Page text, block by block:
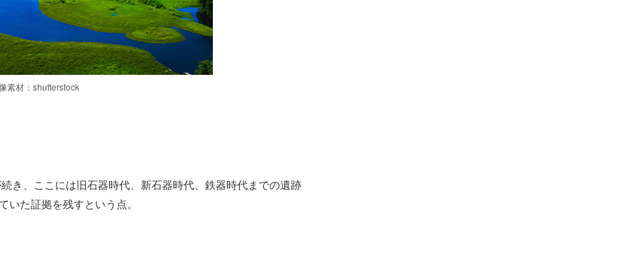
素材：shutterstock
き、ここには旧石器時代、新石器時代、鉄器時代までの遺跡
た証拠を残すという点。